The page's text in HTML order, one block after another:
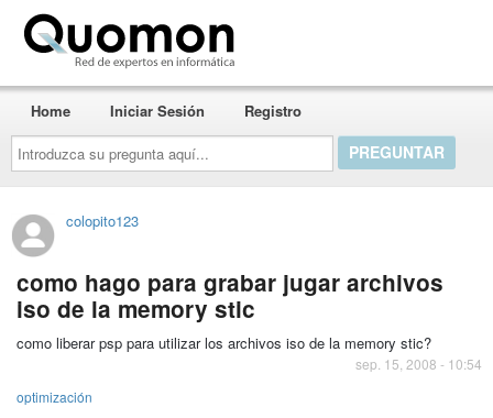
Introduzca
su
pregunta
aquí...
Home Iniciar Sesión Registro
colopito123
como hago para grabar jugar archivos
iso de la memory stic
como liberar psp para utilizar los archivos iso de la memory stic?
sep. 15, 2008 - 10:54
optimización